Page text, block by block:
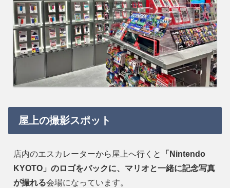
屋上の撮影スポット
店内のエスカレーターから屋上へ行くと
「Nintendo
KYOTO」のロゴをバックに、マリオと一緒に記念写真
が撮れる会場になっています。